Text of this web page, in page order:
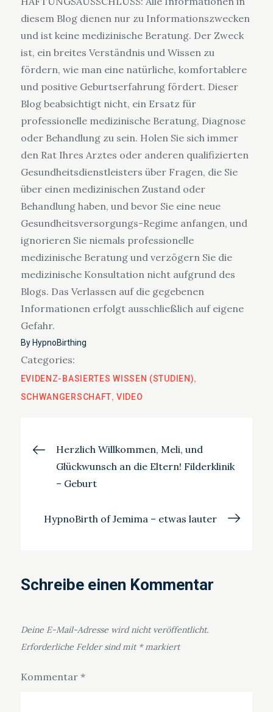
diesem Blog dienen nur zu Informationszwecken
und ist keine medizinische Beratung. Der Zweck
ist, ein breites Verständnis und Wissen zu
fördern, wie man eine natürliche, komfortablere
und positive Geburtserfahrung fördert. Dieser
Blog beabsichtigt nicht, ein Ersatz für
professionelle medizinische Beratung, Diagnose
oder Behandlung zu sein. Holen Sie sich immer
den Rat Ihres Arztes oder anderen qualifizierten
Gesundheitsdienstleisters über Fragen, die Sie
über einen medizinischen Zustand oder
Behandlung haben, und bevor Sie eine neue
Gesundheitsversorgungs-Regime anfangen, und
ignorieren Sie niemals professionelle
medizinische Beratung und verzögern Sie die
medizinische Konsultation nicht aufgrund des
Blogs. Das Verlassen auf die gegebenen
Informationen erfolgt ausschließlich auf eigene
Gefahr.
By HypnoBirthing
Categories:
EVIDENZ-BASIERTES WISSEN (STUDIEN)
SCHWANGERSCHAFT VIDEO
Beitragsnavigation
Herzlich Willkommen, Meli, und
Glückwunsch an die Eltern! Filderklinik
– Geburt
HypnoBirth of Jemima – etwas lauter
Schreibe einen Kommentar
Deine E-Mail-Adresse wird nicht veröffentlicht.
Erforderliche Felder sind mit *markiert
Kommentar *